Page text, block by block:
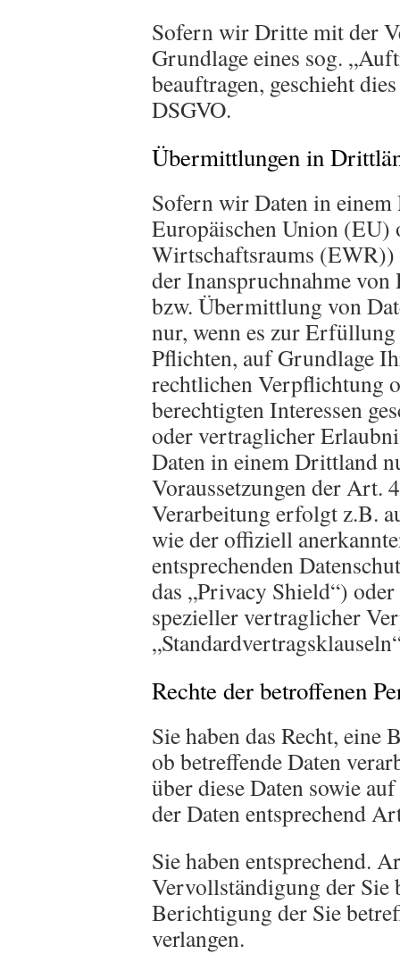
Sofern wir Dritte mit der
Grundlage eines sog.
beauftragen, geschieht
DSGVO.
Übermittlungen in
Sofern wir Daten in
Europäischen Union (EU)
Wirtschaftsraums (EWR))
der Inanspruchnahme
bzw. Übermittlung von
nur, wenn es zur
Pflichten, auf Grundlage
rechtlichen Verpflichtung
berechtigten Interessen
oder vertraglicher
Daten in einem Drittland
Voraussetzungen der Art.
Verarbeitung erfolgt z.B.
wie der offiziell
entsprechenden
das „Privacy Shield“)
spezieller vertraglicher
Rechte der betroffenen
Sie haben das Recht, eine
ob betreffende Daten
über diese Daten sowie
der Daten entsprechend
Sie haben entsprechend.
Vervollständigung der Sie
Berichtigung der Sie
verlangen.